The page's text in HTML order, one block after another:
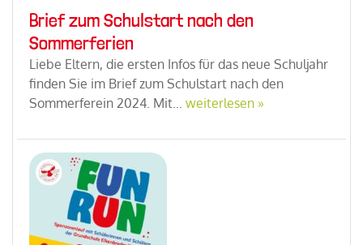
Brief zum Schulstart nach den
Sommerferien
Liebe Eltern, die ersten Infos für das neue Schuljahr
finden Sie im Brief zum Schulstart nach den
Sommerferein 2024. Mit… weiterlesen »